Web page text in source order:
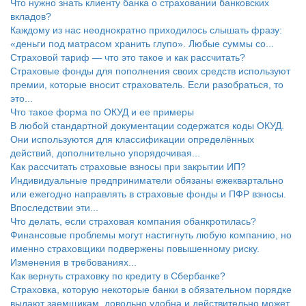
Что нужно знать клиенту банка о страховании банковских
вкладов?
Каждому из нас неоднократно приходилось слышать фразу:
«деньги под матрасом хранить глупо». Любые суммы со...
Страховой тариф — что это такое и как рассчитать?
Страховые фонды для пополнения своих средств используют
премии, которые вносит страхователь. Если разобраться, то
это...
Что такое форма по ОКУД и ее примеры
В любой стандартной документации содержатся коды ОКУД.
Они используются для классификации определённых
действий, дополнительно упорядочивая...
Как рассчитать страховые взносы при закрытии ИП?
Индивидуальные предприниматели обязаны ежеквартально
или ежегодно направлять в страховые фонды и ПФР взносы.
Впоследствии эти...
Что делать, если страховая компания обанкротилась?
Финансовые проблемы могут настигнуть любую компанию, но
именно страховщики подвержены повышенному риску.
Изменения в требованиях...
Как вернуть страховку по кредиту в Сбербанке?
Страховка, которую некоторые банки в обязательном порядке
выдают заемщикам, довольно удобна и действительно может